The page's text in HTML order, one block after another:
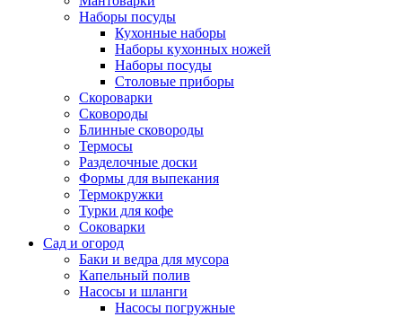
Наборы посуды
Кухонные наборы
Наборы кухонных ножей
Наборы посуды
Столовые приборы
Скороварки
Сковороды
Блинные сковороды
Термосы
Разделочные доски
Формы для выпекания
Термокружки
Турки для кофе
Соковарки
Сад и огород
Баки и ведра для мусора
Капельный полив
Насосы и шланги
Насосы погружные